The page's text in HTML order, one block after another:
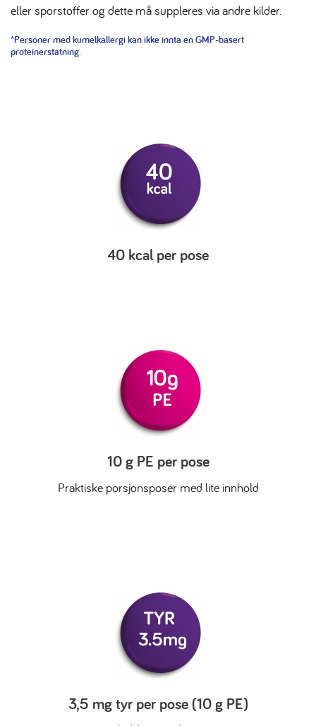
eller sporstoffer og dette må suppleres via andre kilder.
*Personer med kumelkallergi kan ikke innta en GMP-basert
proteinerstatning.
40 kcal per pose
10 g PE per pose
Praktiske porsjonsposer med lite innhold
3,5 mg tyr per pose (10 g PE)